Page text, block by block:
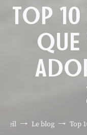
TOP 10
QUE
Le blog Top